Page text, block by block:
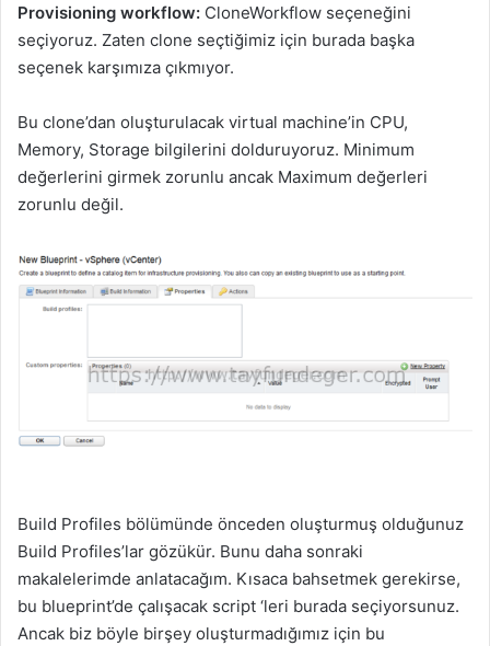
Provisioning workflow: CloneWorkflow seçeneğini
seçiyoruz. Zaten clone seçtiğimiz için burada başka
seçenek karşımıza çıkmıyor.
Bu clone’dan oluşturulacak virtual machine’in CPU,
Memory, Storage bilgilerini dolduruyoruz. Minimum
değerlerini girmek zorunlu ancak Maximum değerleri
zorunlu değil.
Build Profiles bölümünde önceden oluşturmuş olduğunuz
Build Profiles’lar gözükür. Bunu daha sonraki
makalelerimde anlatacağım. Kısaca bahsetmek gerekirse,
bu blueprint’de çalışacak script ‘leri burada seçiyorsunuz.
Ancak biz böyle birşey oluşturmadığımız için bu